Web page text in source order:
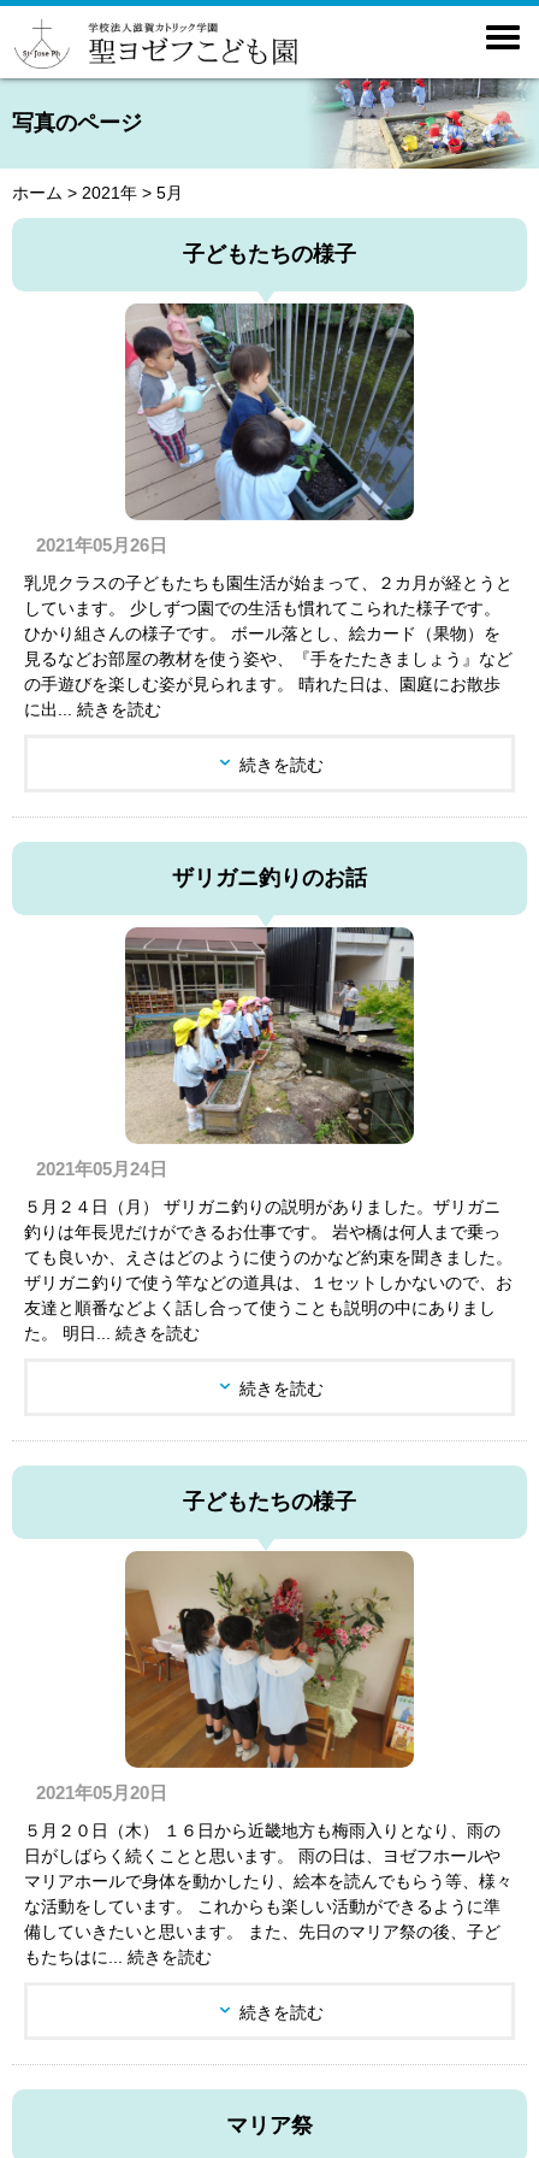

写真のページ
ホーム > 2021年 > 5月
子どもたちの様子
2021年05月26日
乳児クラスの子どもたちも園生活が始まって、２カ月が経とうと
しています。 少しずつ園での生活も慣れてこられた様子です。
ひかり組さんの様子です。 ボール落とし、絵カード（果物）を
見るなどお部屋の教材を使う姿や、『手をたたきましょう』など
の手遊びを楽しむ姿が見られます。 晴れた日は、園庭にお散歩
に出... 続きを読む
続きを読む
ザリガニ釣りのお話
2021年05月24日
５月２４日（月） ザリガニ釣りの説明がありました。ザリガニ
釣りは年長児だけができるお仕事です。 岩や橋は何人まで乗っ
ても良いか、えさはどのように使うのかなど約束を聞きました。
ザリガニ釣りで使う竿などの道具は、１セットしかないので、お
友達と順番などよく話し合って使うことも説明の中にありまし
た。 明日... 続きを読む
続きを読む
子どもたちの様子
2021年05月20日
５月２０日（木） １６日から近畿地方も梅雨入りとなり、雨の
日がしばらく続くことと思います。 雨の日は、ヨゼフホールや
マリアホールで身体を動かしたり、絵本を読んでもらう等、様々
な活動をしています。 これからも楽しい活動ができるように準
備していきたいと思います。 また、先日のマリア祭の後、子ど
もたちはに... 続きを読む
続きを読む
マリア祭